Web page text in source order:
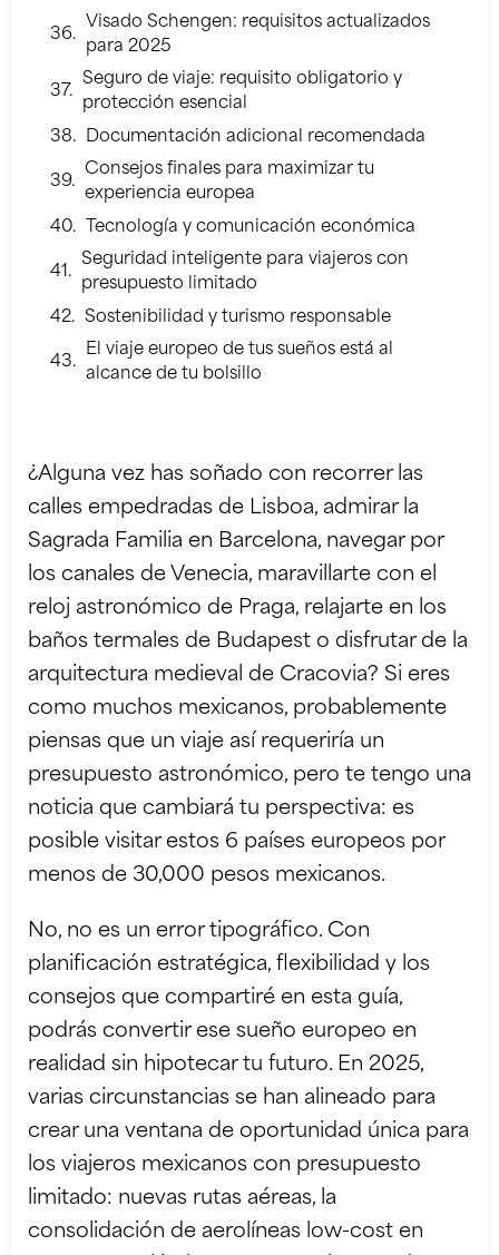
Visado Schengen: requisitos actualizados
para 2025
Seguro de viaje: requisito obligatorio y
protección esencial
Documentación adicional recomendada
Consejos finales para maximizar tu
experiencia europea
Tecnología y comunicación económica
Seguridad inteligente para viajeros con
presupuesto limitado
Sostenibilidad y turismo responsable
El viaje europeo de tus sueños está al
alcance de tu bolsillo
¿Alguna vez has soñado con recorrer las
calles empedradas de Lisboa, admirar la
Sagrada Familia en Barcelona, navegar por
los canales de Venecia, maravillarte con el
reloj astronómico de Praga, relajarte en los
baños termales de Budapest o disfrutar de la
arquitectura medieval de Cracovia? Si eres
como muchos mexicanos, probablemente
piensas que un viaje así requeriría un
presupuesto astronómico, pero te tengo una
noticia que cambiará tu perspectiva: es
posible visitar estos 6 países europeos por
menos de 30,000 pesos mexicanos.
No, no es un error tipográfico. Con
planificación estratégica, flexibilidad y los
consejos que compartiré en esta guía,
podrás convertir ese sueño europeo en
realidad sin hipotecar tu futuro. En 2025,
varias circunstancias se han alineado para
crear una ventana de oportunidad única para
los viajeros mexicanos con presupuesto
limitado: nuevas rutas aéreas, la
consolidación de aerolíneas low-cost en